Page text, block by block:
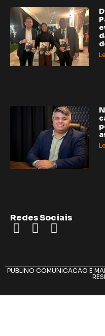
Redes Sociais
PUBLINO COMUNICACAO E